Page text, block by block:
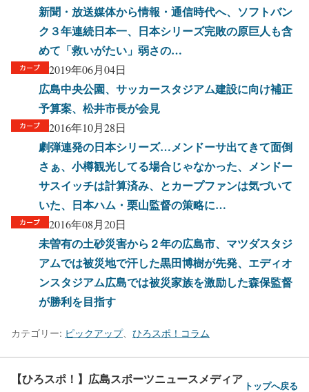
新聞・放送媒体から情報・通信時代へ、ソフトバン
ク３年連続日本一、日本シリーズ完敗の原巨人も含
めて「救いがたい」弱さの…
2019年06月04日
広島中央公園、サッカースタジアム建設に向け補正
予算案、松井市長が会見
2016年10月28日
劇弾連発の日本シリーズ…メンドーサ出てきて面倒
さぁ、小樽観光してる場合じゃなかった、メンドー
サスイッチは計算済み、とカープファンは気づいて
いた、日本ハム・栗山監督の策略に…
2016年08月20日
未曽有の土砂災害から２年の広島市、マツダスタジ
アムでは被災地で汗した黒田博樹が先発、エディオ
ンスタジアム広島では被災家族を激励した森保監督
が勝利を目指す
カテゴリー: ピックアップ、 ひろスポ！コラム
【ひろスポ！】広島スポーツニュースメディア トップへ戻る